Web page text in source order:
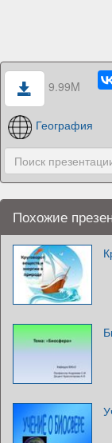
9.99M
География
Похожие